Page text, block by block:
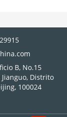
B, No.15
Distrito
100024